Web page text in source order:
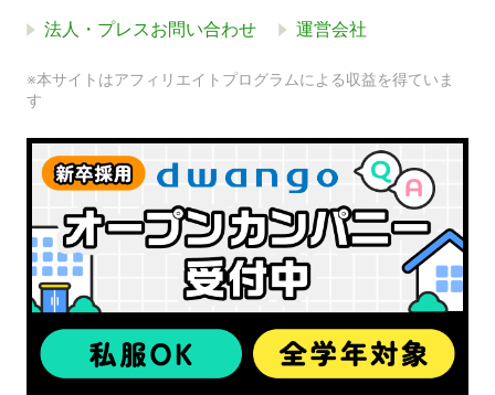
法人・プレスお問い合わせ 運営会社
※本サイトはアフィリエイトプログラムによる収益を得ていま
す